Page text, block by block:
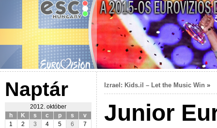
Naptár
2012. október
h
K s c p s
v
1
2 3 4 5 6
7
Izrael: Kids.il – Let the Music Win »
Junior